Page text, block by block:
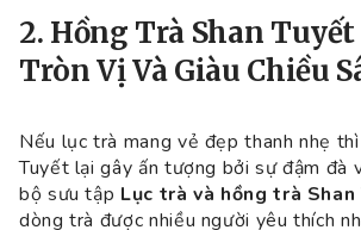
2. Hồng Trà Shan
Tròn Vị Và Giàu Chiều
Nếu lục trà mang vẻ đẹp thanh nhẹ
Tuyết lại gây ấn tượng bởi sự đậm đà
bộ sưu tập Lục trà và hồng trà
dòng trà được nhiều người yêu thích